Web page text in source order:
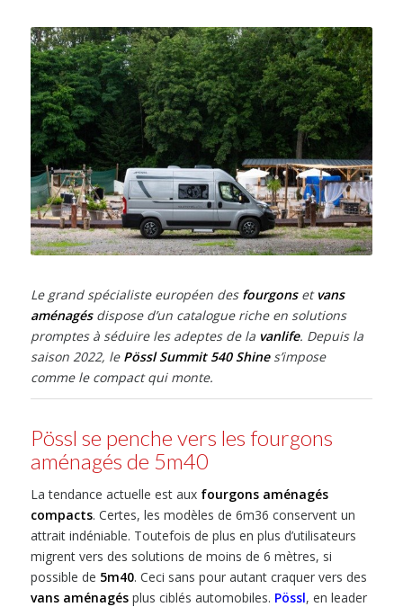
Le grand spécialiste européen des fourgonset vans
aménagésdispose d’un catalogue riche en solutions
promptes à séduire les adeptes de la vanlife. Depuis la
saison 2022, le Pössl Summit 540 Shines’impose
comme le compact qui monte.
Pössl se penche vers les fourgons
aménagés de 5m40
La tendance actuelle est aux fourgons aménagés
compacts. Certes, les modèles de 6m36 conservent un
attrait indéniable. Toutefois de plus en plus d’utilisateurs
migrent vers des solutions de moins de 6 mètres, si
possible de 5m40. Ceci sans pour autant craquer vers des
vans aménagésplus ciblés automobiles. Pössl, en leader